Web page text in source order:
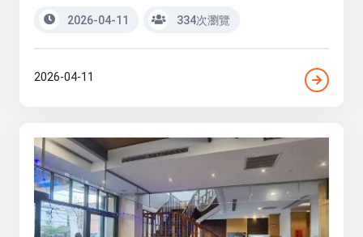
2026-04-11 334次瀏覽
2026-04-11